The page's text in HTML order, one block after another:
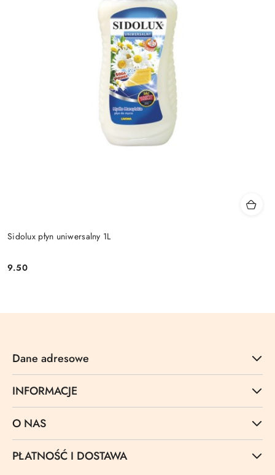
Sidolux płyn uniwersalny 1L
Cena:
9.50
Dane adresowe
INFORMACJE
O NAS
PŁATNOŚĆ I DOSTAWA